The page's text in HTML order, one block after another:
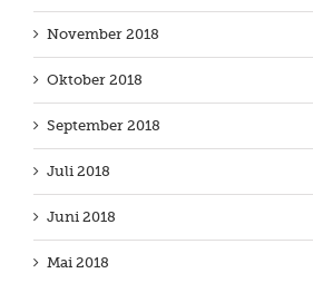
November 2018
Oktober 2018
September 2018
Juli 2018
Juni 2018
Mai 2018